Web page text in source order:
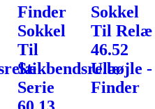
Finder
Sokkel
Til
Stikbendsrelæ
Serie
Sokkel
Til Relæ
46.52
U.bøjle -
Finder